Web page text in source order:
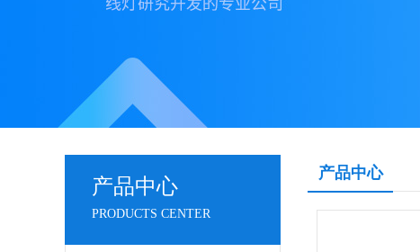
产品中心
PRODUCTS CENTER
产品中心